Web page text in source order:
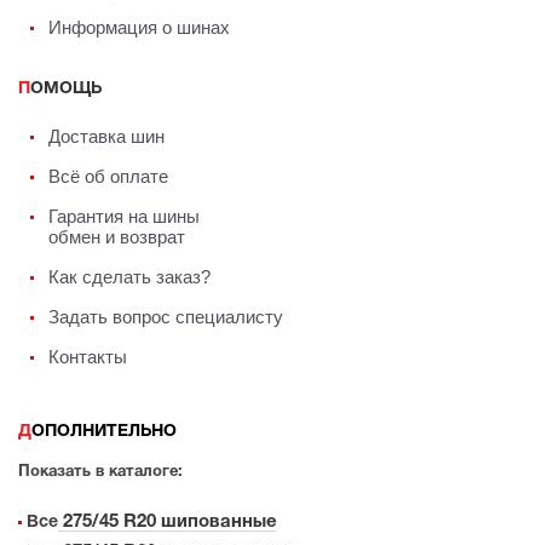
Информация о шинах
ПОМОЩЬ
Доставка шин
Всё об оплате
Гарантия на шины
обмен и возврат
Как сделать заказ?
Задать вопрос специалисту
Контакты
ДОПОЛНИТЕЛЬНО
Показать в каталоге:
Все 275/45 R20 шипованные